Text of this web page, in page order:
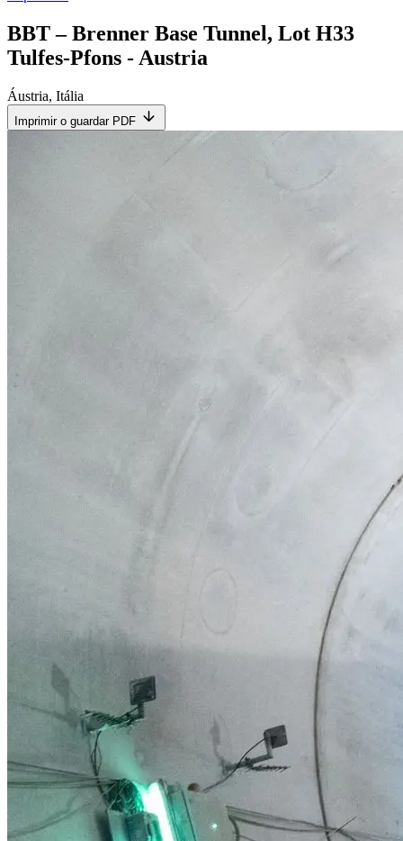
BBT – Brenner Base Tunnel, Lot H33
Tulfes-Pfons - Austria
Áustria, Itália
Imprimir o guardar PDF